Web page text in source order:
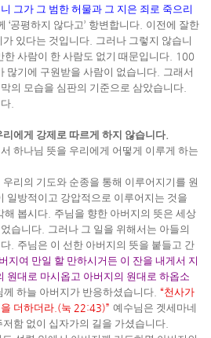
그가 그 범한 허물과 그 지은 죄로 죽으리
‘공평하지 않다고’ 항변합니다 이전에 잘한
있다는 것입니다
그러나 그렇지 않습니
사람이 한 사람도 없기 때문입니다 . 100
많기에 구원받을 사람이 없습니다
그래서
의 모습을 심판의 기준으로 삼았습니다
에게 강제로 따르게 하지 않습니다.
하나님 뜻을 우리에게 어떻게 이루게 하는
리의 기도와 순종을 통해 이루어지기를 원
일방적이고 강압적으로 이루어지는 것을
해 봅시다
주님을 향한 아버지의 뜻은 세상
습니다
그러나 그 일을 위해서는 아들의
주님은 이 선한 아버지의 뜻을 붙들고 간
지여 만일 할 만하시거든 이 잔을 내게서 지
원대로 마시옵고 아버지의 원대로 하옵소
께 하늘 아버지가 반응하셨습니다 “천사가
더하더라 .(눅 22:43)” 예수님은 겟세마네
함 없이 십자가의 길을 가셨습니다